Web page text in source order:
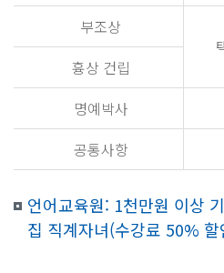
부조상
흉상 건립
명예박사
공통사항
언어교육원: 1천만원 이상
집 직계자녀(수강료 50% 할